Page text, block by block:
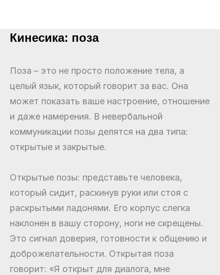
Кинесика: поза
Поза – это не просто положение тела, а
целый язык, который говорит за вас. Она
может показать ваше настроение, отношение
и даже намерения. В невербальной
коммуникации позы делятся на два типа:
открытые и закрытые.
Открытые позы: представьте человека,
который сидит, раскинув руки или стоя с
раскрытыми ладонями. Его корпус слегка
наклонен в вашу сторону, ноги не скрещены.
Это сигнал доверия, готовности к общению и
доброжелательности. Открытая поза
говорит: «Я открыт для диалога, мне